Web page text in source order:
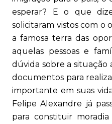
esperar? E o que
solicitaram vistos com o
a famosa terra das
aquelas pessoas e
dúvida sobre a situação
documentos para
importante em suas
Felipe Alexandre já
para constituir